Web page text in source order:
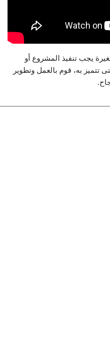
يجب تنفيذ المشروع أو
تتميز به، قوم بالعمل وتطوير